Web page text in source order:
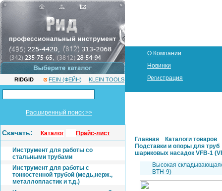
RIDGID FEIN (ФЕЙН) KLEIN TOOLS
Расширенный поиск >>
Скачать: Каталог Прайс-лист
Инструмент для работы со
стальными трубами
Инструмент для работы с
тонкостенной трубой (медь,нерж.,
металлопластик и т.д.)
О Компании
Новинки
Регистрация
Главная
Каталоги товаров
Подставки и опоры для труб
шариковых насадок VFB-1
Высокая
BTH-9)